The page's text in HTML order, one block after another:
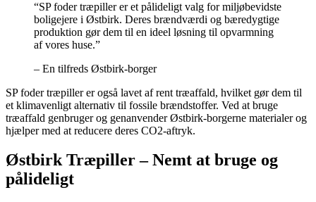
“SP foder træpiller er et pålideligt valg for miljøbevidste
boligejere i Østbirk. Deres brændværdi og bæredygtige
produktion gør dem til en ideel løsning til opvarmning
af vores huse.”
– En tilfreds Østbirk-borger
SP foder træpiller er også lavet af rent træaffald, hvilket gør dem til
et klimavenligt alternativ til fossile brændstoffer. Ved at bruge
træaffald genbruger og genanvender Østbirk-borgerne materialer og
hjælper med at reducere deres CO2-aftryk.
Østbirk Træpiller – Nemt at bruge og
pålideligt